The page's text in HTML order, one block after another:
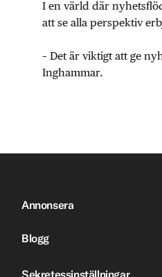
I en värld där
att se alla perspektiv
– Det är viktigt att ge
Inghammar.
Annonsera
Blogg
Sekretessinställningar